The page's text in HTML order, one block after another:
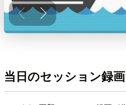
当日のセッション録画